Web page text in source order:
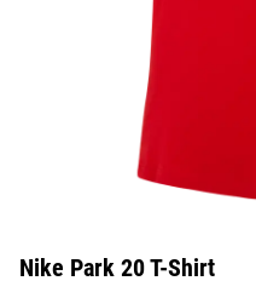
Nike Park 20 T-Shirt